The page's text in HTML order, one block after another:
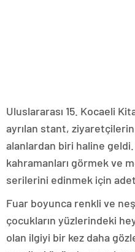
Uluslararası 15. Kocaeli
ayrılan stant,
alanlardan biri haline
kahramanları görmek ve
serilerini edinmek için
Fuar boyunca renkli ve
çocukların yüzlerindeki
olan ilgiyi bir kez daha